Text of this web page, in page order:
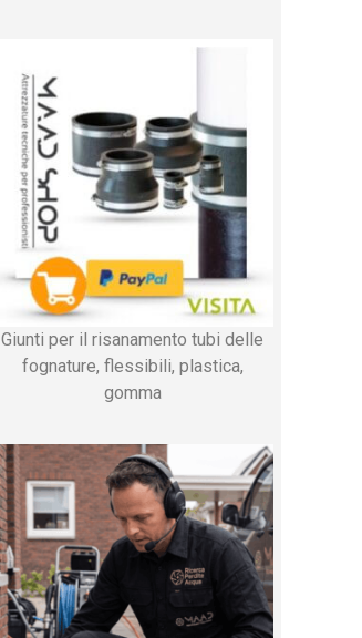
Giunti per il risanamento tubi delle
fognature, flessibili, plastica,
gomma